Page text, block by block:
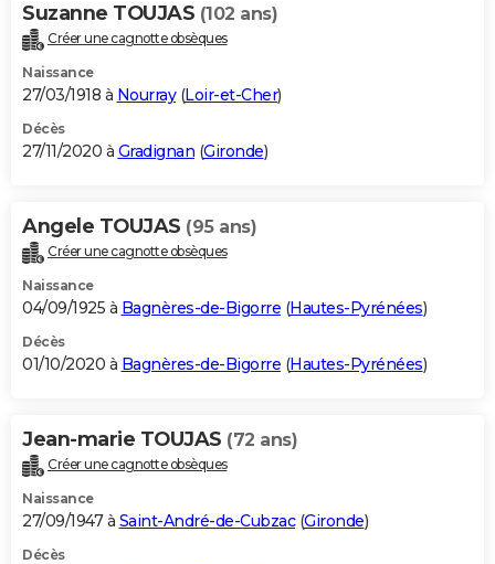
Suzanne TOUJAS (102 ans)
Créer une cagnotte obsèques
Naissance
27/03/1918 à Nourray(Loir-et-Cher)
Décès
27/11/2020 à Gradignan (Gironde)
Angele TOUJAS (95 ans)
Créer une cagnotte obsèques
Naissance
04/09/1925 à Bagnères-de-Bigorre (Hautes-Pyrénées)
Décès
01/10/2020 à Bagnères-de-Bigorre (Hautes-Pyrénées)
Jean-marie TOUJAS (72 ans)
Créer une cagnotte obsèques
Naissance
27/09/1947 à Saint-André-de-Cubzac(Gironde)
Décès